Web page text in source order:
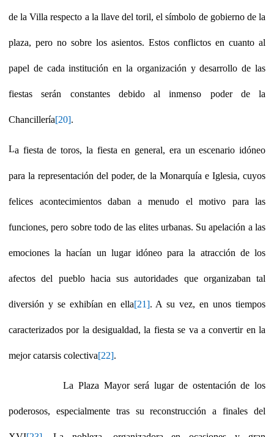
de la Villa respecto a la llave del toril, el símbolo de gobierno de la
plaza, pero no sobre los asientos. Estos conflictos en cuanto al
papel de cada institución en la organización y desarrollo de las
fiestas serán constantes debido al inmenso poder de la
Chancillería[20].
La fiesta de toros, la fiesta en general, era un escenario idóneo
para la representación del poder, de la Monarquía e Iglesia, cuyos
felices acontecimientos daban a menudo el motivo para las
funciones, pero sobre todo de las elites urbanas. Su apelación a las
emociones la hacían un lugar idóneo para la atracción de los
afectos del pueblo hacia sus autoridades que organizaban tal
diversión y se exhibían en ella[21]. A su vez, en unos tiempos
caracterizados por la desigualdad, la fiesta se va a convertir en la
mejor catarsis colectiva[22].
La Plaza Mayor será lugar de ostentación de los
poderosos, especialmente tras su reconstrucción a finales del